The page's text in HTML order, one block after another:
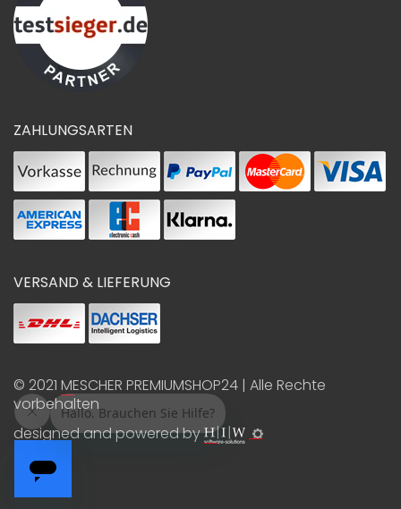
ZAHLUNGSARTEN
VERSAND & LIEFERUNG
© 2021 MESCHER PREMIUMSHOP24 | Alle Rechte
vorbehalten
designed and powered by